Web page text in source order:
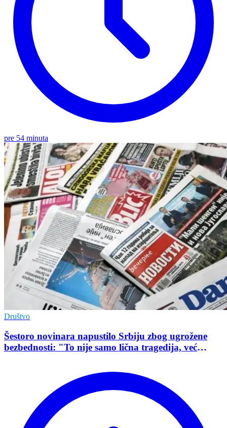
pre 54 minuta
Društvo
Šestoro novinara napustilo Srbiju zbog ugrožene
bezbednosti: "To nije samo lična tragedija, već